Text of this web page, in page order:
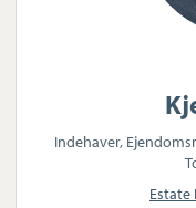
Indehaver,
Estate